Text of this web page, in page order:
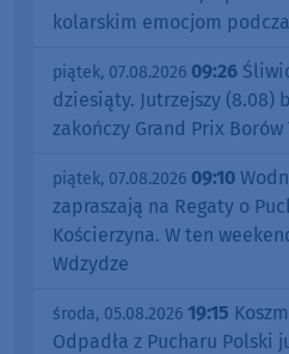
kolarskim emocjom
piątek, 07.08.2026 09:26
dziesiąty. Jutrzejszy (8.08)
zakończy Grand Prix
piątek, 07.08.2026 09:10
zapraszają na Regaty o
Kościerzyna. W ten
Wdzydze
środa, 05.08.2026 19:15
Odpadła z Pucharu Polski